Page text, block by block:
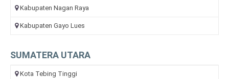
Kabupaten Nagan Raya
Kabupaten Gayo Lues
SUMATERA UTARA
Kota Tebing Tinggi